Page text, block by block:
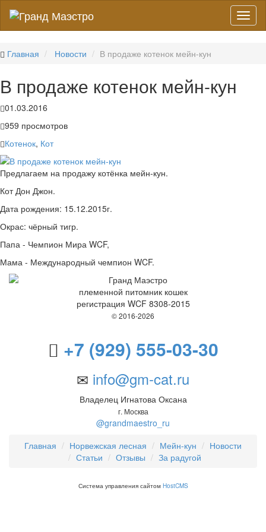
Главная Новости В продаже котенок мейн-кун
В продаже котенок мейн-кун
01.03.2016
959 просмотров
Котенок, Кот
Предлагаем на продажу котёнка мейн-кун.
Кот Дон Джон.
Дата рождения: 15.12.2015г.
Окрас: чёрный тигр.
Папа - Чемпион Мира WCF,
Мама - Международный чемпион WCF.
племенной питомник кошек
регистрация WCF 8308-2015
© 2016-2026
+7 (929) 555-03-30
info@gm-cat.ru
Владелец Игнатова Оксана
г. Москва
@grandmaestro_ru
Главная
Норвежская лесная Мейн-кун
Новости
Статьи
Отзывы За радугой
Система управления сайтом HostCMS